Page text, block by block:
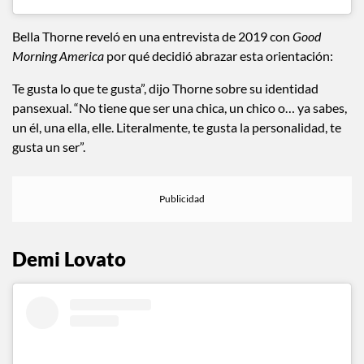
Bella Thorne reveló en una entrevista de 2019 con Good
Morning America por qué decidió abrazar esta orientación:
Te gusta lo que te gusta”, dijo Thorne sobre su identidad
pansexual. “No tiene que ser una chica, un chico o… ya sabes,
un él, una ella, elle. Literalmente, te gusta la personalidad, te
gusta un ser”.
Demi Lovato